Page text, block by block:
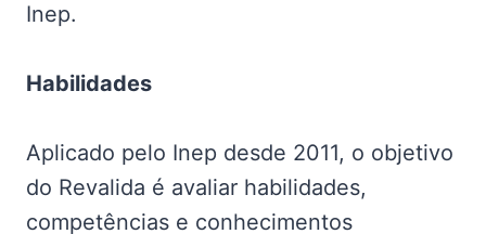
Inep.
Habilidades
Aplicado pelo Inep desde 2011, o objetivo
do Revalida é avaliar habilidades,
competências e conhecimentos